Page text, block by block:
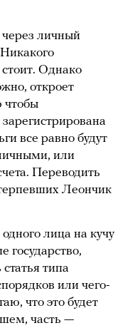
личный
Однако
откроет
чтобы
все равно будут
или
Переводить
Леончик
лица на кучу
государство,
типа
или чего-
что это будет
часть —